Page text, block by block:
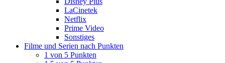
LaCinetek
Netflix
Prime Video
Sonstiges
Filme und Serien nach Punkten
1 von 5 Punkten